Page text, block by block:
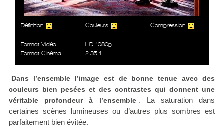
Définition Couleurs Compression
Format Vidéo
HD 1080p
Format Cinéma
2.35:1
Dans l’ensemble l’image est de bonne tenue avec des
couleurs bien pesées et des contrastes qui donnent une
véritable profondeur à l’ensemble . La saturation dans
certaines scènes lumineuses ou d’autres plus sombres est
parfaitement bien évitée.